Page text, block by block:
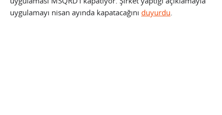
uygulamayı nisan ayında kapatacağını duyurdu.